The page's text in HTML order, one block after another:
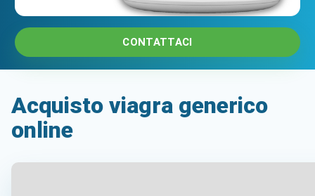
CONTATTACI
Acquisto viagra generico
online